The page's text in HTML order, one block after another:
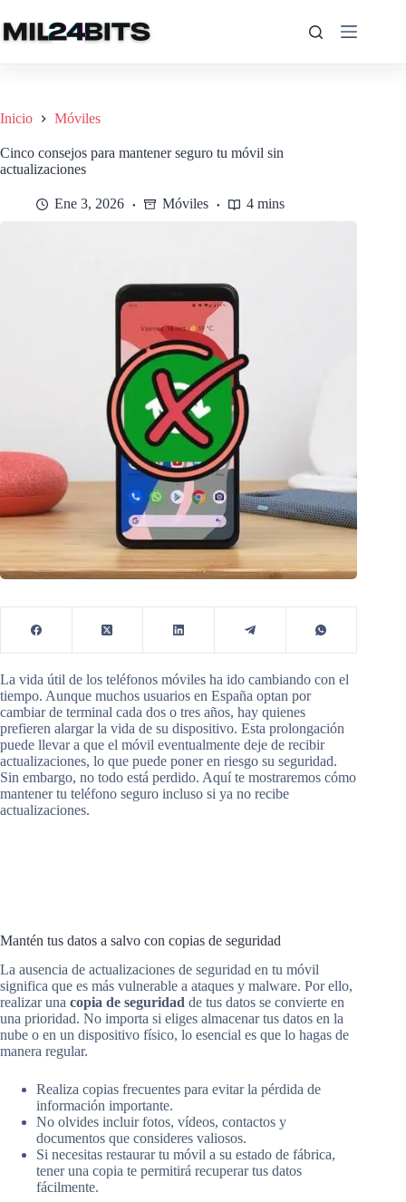
al
contenido
Inicio Móviles
Cinco consejos para mantener seguro tu móvil sin
actualizaciones
Ene 3, 2026 Móviles 4 mins
La vida útil de los teléfonos móviles ha ido cambiando con el
tiempo. Aunque muchos usuarios en España optan por
cambiar de terminal cada dos o tres años, hay quienes
prefieren alargar la vida de su dispositivo. Esta prolongación
puede llevar a que el móvil eventualmente deje de recibir
actualizaciones, lo que puede poner en riesgo su seguridad.
Sin embargo, no todo está perdido. Aquí te mostraremos cómo
mantener tu teléfono seguro incluso si ya no recibe
actualizaciones.
Mantén tus datos a salvo con copias de seguridad
La ausencia de actualizaciones de seguridad en tu móvil
significa que es más vulnerable a ataques y malware. Por ello,
realizar una copia de seguridad de tus datos se convierte en
una prioridad. No importa si eliges almacenar tus datos en la
nube o en un dispositivo físico, lo esencial es que lo hagas de
manera regular.
Realiza copias frecuentes para evitar la pérdida de
información importante.
No olvides incluir fotos, vídeos, contactos y
documentos que consideres valiosos.
Si necesitas restaurar tu móvil a su estado de fábrica,
tener una copia te permitirá recuperar tus datos
fácilmente.